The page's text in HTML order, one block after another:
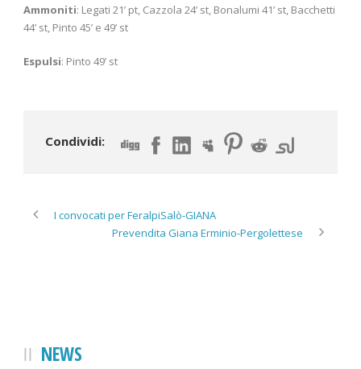
Ammoniti: Legati 21’ pt, Cazzola 24’ st, Bonalumi 41’ st, Bacchetti
44’ st, Pinto 45’ e 49’ st
Espulsi: Pinto 49’ st
Condividi:
I convocati per FeralpiSalò-GIANA
Prevendita Giana Erminio-Pergolettese
NEWS